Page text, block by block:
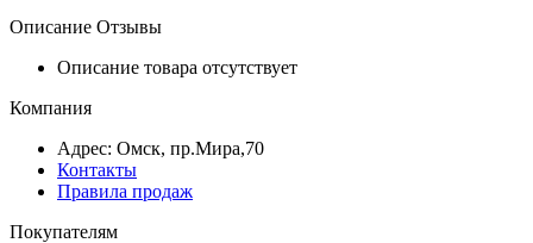
Описание Отзывы
Описание товара отсутствует
Компания
Адрес: Омск, пр.Мира,70
Контакты
Правила продаж
Покупателям